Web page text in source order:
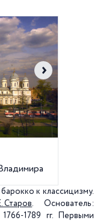
к классицизму.
Старов. Основатель:
1789 гг. Первыми